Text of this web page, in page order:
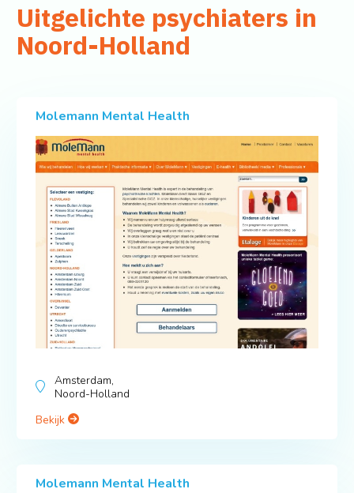
Uitgelichte psychiaters in
Noord-Holland
Molemann Mental Health
Amsterdam,
Noord-Holland
Bekijk
Molemann Mental Health